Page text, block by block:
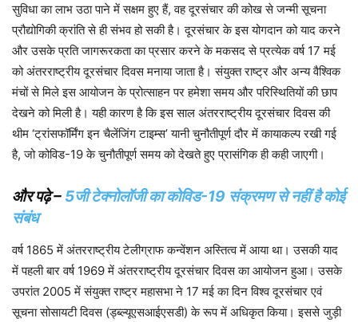
सुविधा का लाभ उठा पाने में सक्षम हुए हैं, वह दूरसंचार की कोख से जन्मी सूचना
प्रौद्योगिकी क्रांति से ही संभव हो सकी है। दूरसंचार के इस योगदान को याद करने
और उसके प्रति जागरूरकता का प्रसार करने के मकसद से प्रत्येक वर्ष 17 मई
को अंतरराष्ट्रीय दूरसंचार दिवस मनाया जाता है। संयुक्त राष्ट्र और अन्य वैश्विक
मंचों से मिले इस आयोजन के प्रोत्साहन पर हमेशा समय और परिस्थितियों की छाप
देखने को मिली है। यही कारण है कि इस साल अंतरराष्ट्रीय दूरसंचार दिवस की
थीम ‘ट्रांसफॉर्मिंग इन चैलेंजिंग टाइम्स’ यानी चुनौतीपूर्ण दौर में कायाकल्प रखी गई
है, जो कोविड-19 के चुनौतीपूर्ण समय को देखते हुए प्रासंगिक ही कही जाएगी।
और पढ़े – 5जी टेक्नोलॉजी का कोविड-19 संक्रमण से नहीं है कोई
संबंध
वर्ष 1865 में अंतरराष्ट्रीय टेलीग्राफ कन्वेंशन अस्तित्व में आया था। उसकी याद
में पहली बार वर्ष 1969 में अंतरराष्ट्रीय दूरसंचार दिवस का आयोजन हुआ। उसके
उपरांत 2005 में संयुक्त राष्ट्र महासभा ने 17 मई का दिन विश्व दूरसंचार एवं
सूचना सोसायटी दिवस (ड्ब्ल्यूएसआईएसडी) के रूप में अधिकृत किया। इससे जुड़ी